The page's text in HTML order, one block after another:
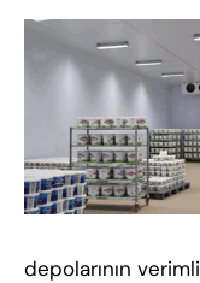
depolarının